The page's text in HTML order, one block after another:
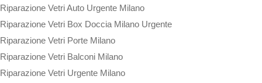
Riparazione Vetri Auto Urgente Milano
Riparazione Vetri Box Doccia Milano Urgente
Riparazione Vetri Porte Milano
Riparazione Vetri Balconi Milano
Riparazione Vetri Urgente Milano